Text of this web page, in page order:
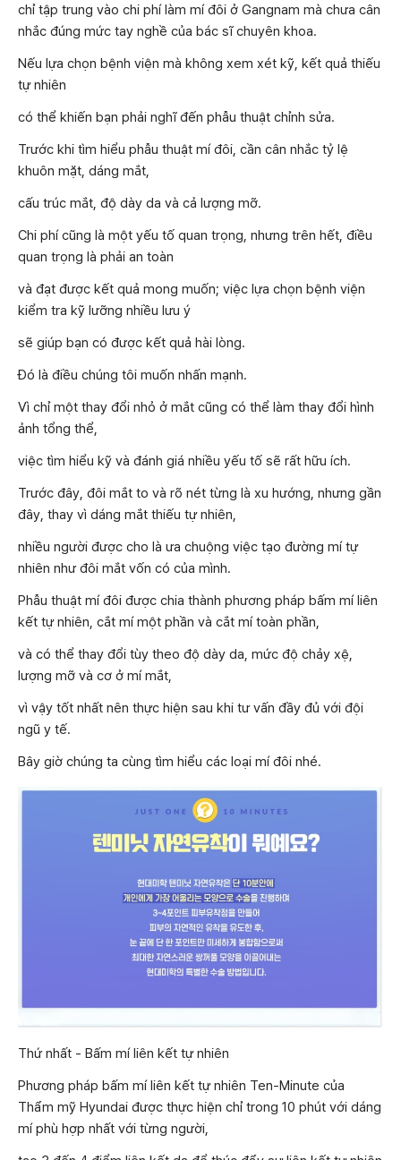
chỉ tập trung vào chi phí làm mí đôi ở Gangnam mà chưa cân
nhắc đúng mức tay nghề của bác sĩ chuyên khoa.
Nếu lựa chọn bệnh viện mà không xem xét kỹ, kết quả thiếu
tự nhiên
có thể khiến bạn phải nghĩ đến phẫu thuật chỉnh sửa.
Trước khi tìm hiểu phẫu thuật mí đôi, cần cân nhắc tỷ lệ
khuôn mặt, dáng mắt,
cấu trúc mắt, độ dày da và cả lượng mỡ.
Chi phí cũng là một yếu tố quan trọng, nhưng trên hết, điều
quan trọng là phải an toàn
và đạt được kết quả mong muốn; việc lựa chọn bệnh viện
kiểm tra kỹ lưỡng nhiều lưu ý
sẽ giúp bạn có được kết quả hài lòng.
Đó là điều chúng tôi muốn nhấn mạnh.
Vì chỉ một thay đổi nhỏ ở mắt cũng có thể làm thay đổi hình
ảnh tổng thể,
việc tìm hiểu kỹ và đánh giá nhiều yếu tố sẽ rất hữu ích.
Trước đây, đôi mắt to và rõ nét từng là xu hướng, nhưng gần
đây, thay vì dáng mắt thiếu tự nhiên,
nhiều người được cho là ưa chuộng việc tạo đường mí tự
nhiên như đôi mắt vốn có của mình.
Phẫu thuật mí đôi được chia thành phương pháp bấm mí liên
kết tự nhiên, cắt mí một phần và cắt mí toàn phần,
và có thể thay đổi tùy theo độ dày da, mức độ chảy xệ,
lượng mỡ và cơ ở mí mắt,
vì vậy tốt nhất nên thực hiện sau khi tư vấn đầy đủ với đội
ngũ y tế.
Bây giờ chúng ta cùng tìm hiểu các loại mí đôi nhé.
Thứ nhất - Bấm mí liên kết tự nhiên
Phương pháp bấm mí liên kết tự nhiên Ten-Minute của
Thẩm mỹ Hyundai được thực hiện chỉ trong 10 phút với dáng
mí phù hợp nhất với từng người,